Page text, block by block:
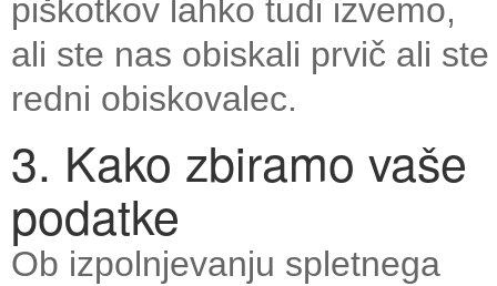
piškotkov lahko tudi izvemo,
ali ste nas obiskali prvič ali ste
redni obiskovalec.
3. Kako zbiramo vaše
podatke
Ob izpolnjevanju spletnega